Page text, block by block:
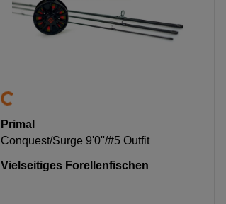
Primal
Conquest/Surge 9'0''/#5 Outfit
Vielseitiges Forellenfischen